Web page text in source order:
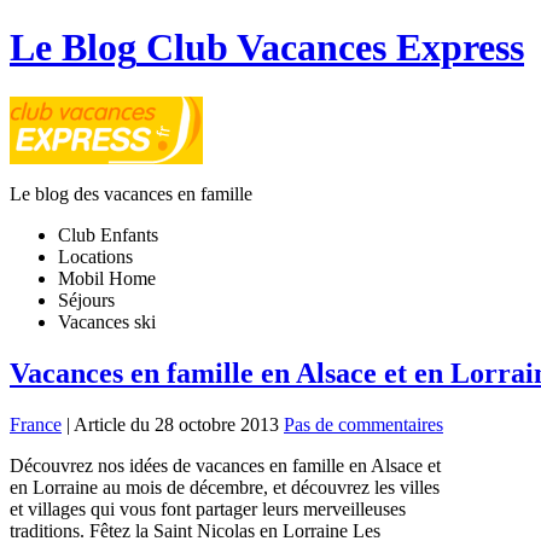
Le Blog Club Vacances Express
Le blog des vacances en famille
Club Enfants
Locations
Mobil Home
Séjours
Vacances ski
Vacances en famille en Alsace et en
France | Article du 28 octobre 2013 Pas de commentaires
Découvrez nos idées de vacances en famille en Alsace et
en Lorraine au mois de décembre, et découvrez les villes
et villages qui vous font partager leurs merveilleuses
traditions. Fêtez la Saint Nicolas en Lorraine Les